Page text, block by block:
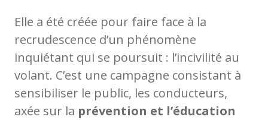
Elle a été créée pour faire face à la
recrudescence d’un phénomène
inquiétant qui se poursuit : l’incivilité au
volant. C’est une campagne consistant à
sensibiliser le public, les conducteurs,
axée sur la prévention et l’éducation